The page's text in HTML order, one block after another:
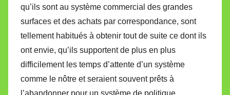
qu’ils sont au système commercial des grandes
surfaces et des achats par correspondance, sont
tellement habitués à obtenir tout de suite ce dont ils
ont envie, qu’ils supportent de plus en plus
difficilement les temps d’attente d’un système
comme le nôtre et seraient souvent prêts à
l’abandonner pour un système de politique